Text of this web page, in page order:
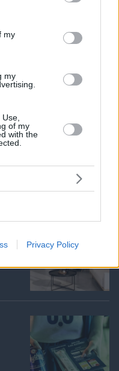
its third-party tags to
in below Google
my
my
of my
with the
Privacy Policy
πορεία